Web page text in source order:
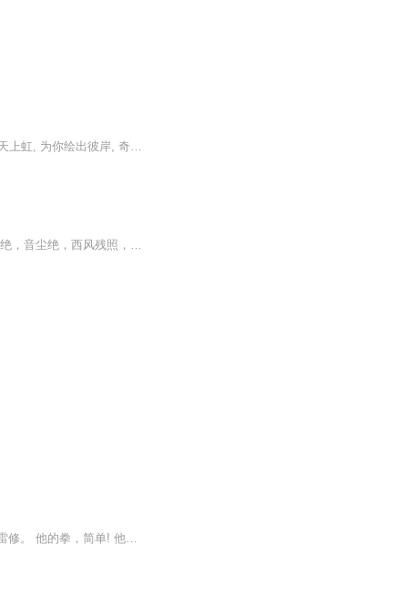
关于爱和友谊, 梦想和幻灭; 穿行于蓝色星球上的生命的印记... 让我在水之国, 以字为歌。借天上虹, 为你绘出彼岸, 奇特却相似的生灵。第一章 别样之旅第二章 飞往荷兰第三章 初来乍到第四章 等待的日子第五章 浮光掠影第六章 卖画生涯第七章 地上的天堂第八...
“箫声咽，秦娥梦断秦楼月，秦楼月、年年柳色，灞陵伤别！乐游原上清秋节，咸阳古道音尘绝，音尘绝，西风残照，汉家陵阙。” 这阙“忆秦娥”，在词坛上享有盛名，固然作词人李太白的绝代才华，高古风致，足堪傲视百代！但长安为中国名城，自汉以来，多...
一个起于卑微草莽，流亡远方大陆，历经挫折，不改初心，鏖战八方，血斩诸天星辰强者的雷修。 他的拳，简单! 他的拳，直接! 他的拳，粗暴! 他紧握着鲜血淋漓的拳头，看向星空的尽头，依旧脊梁挺直，目光如电，仰天咆哮。 我的最后一个对手，是谁? 虽是仙侠...